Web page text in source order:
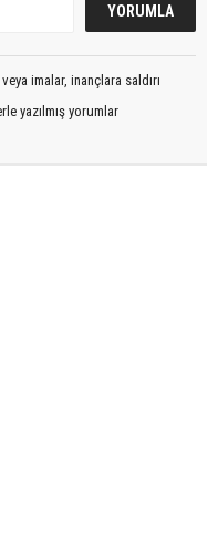
imalar, inançlara saldırı
yazılmış yorumlar